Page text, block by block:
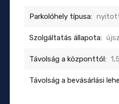
Parkolóhely típusa:
Szolgáltatás állapota:
Távolság a központtól:
Távolság a bevásárlási